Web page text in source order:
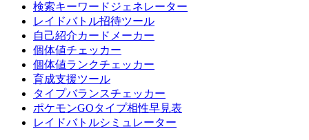
検索キーワードジェネレーター
レイドバトル招待ツール
自己紹介カードメーカー
個体値チェッカー
個体値ランクチェッカー
育成支援ツール
タイプバランスチェッカー
ポケモンGOタイプ相性早見表
レイドバトルシミュレーター